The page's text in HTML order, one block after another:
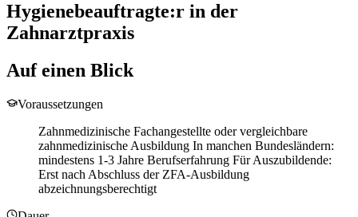
Hygienebeauftragte:r in der
Zahnarztpraxis
Auf einen Blick
Voraussetzungen
Zahnmedizinische Fachangestellte oder vergleichbare
zahnmedizinische Ausbildung In manchen Bundesländern:
mindestens 1-3 Jahre Berufserfahrung Für Auszubildende:
Erst nach Abschluss der ZFA-Ausbildung
abzeichnungsberechtigt